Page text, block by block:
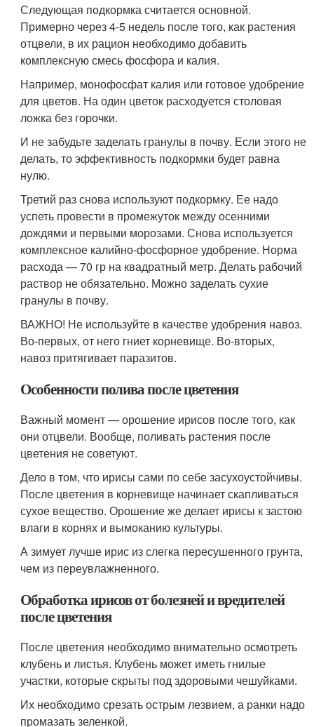
Следующая подкормка считается основной.
Примерно через 4-5 недель после того, как растения
отцвели, в их рацион необходимо добавить
комплексную смесь фосфора и калия.
Например, монофосфат калия или готовое удобрение
для цветов. На один цветок расходуется столовая
ложка без горочки.
И не забудьте заделать гранулы в почву. Если этого не
делать, то эффективность подкормки будет равна
нулю.
Третий раз снова используют подкормку. Ее надо
успеть провести в промежуток между осенними
дождями и первыми морозами. Снова используется
комплексное калийно-фосфорное удобрение. Норма
расхода — 70 гр на квадратный метр. Делать рабочий
раствор не обязательно. Можно заделать сухие
гранулы в почву.
ВАЖНО! Не используйте в качестве удобрения навоз.
Во-первых, от него гниет корневище. Во-вторых,
навоз притягивает паразитов.
Особенности полива после цветения
Важный момент — орошение ирисов после того, как
они отцвели. Вообще, поливать растения после
цветения не советуют.
Дело в том, что ирисы сами по себе засухоустойчивы.
После цветения в корневище начинает скапливаться
сухое вещество. Орошение же делает ирисы к застою
влаги в корнях и вымоканию культуры.
А зимует лучше ирис из слегка пересушенного грунта,
чем из переувлажненного.
Обработка ирисов от болезней и вредителей
после цветения
После цветения необходимо внимательно осмотреть
клубень и листья. Клубень может иметь гнилые
участки, которые скрыты под здоровыми чешуйками.
Их необходимо срезать острым лезвием, а ранки надо
промазать зеленкой.